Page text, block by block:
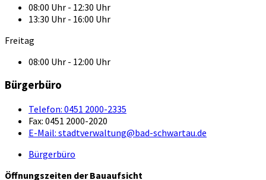
08:00 Uhr - 12:30 Uhr
13:30 Uhr - 16:00 Uhr
Freitag
08:00 Uhr - 12:00 Uhr
Bürgerbüro
Telefon: 0451 2000-2335
Fax: 0451 2000-2020
E-Mail: stadtverwaltung@bad-schwartau.de
Bürgerbüro
Öffnungszeiten der Bauaufsicht